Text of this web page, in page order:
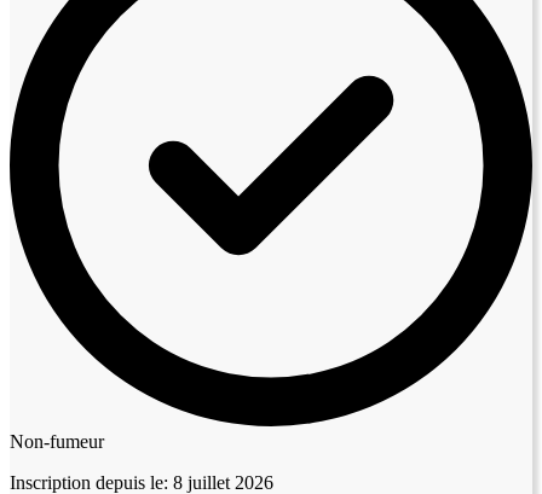
Non-fumeur
Inscription depuis le: 8 juillet 2026